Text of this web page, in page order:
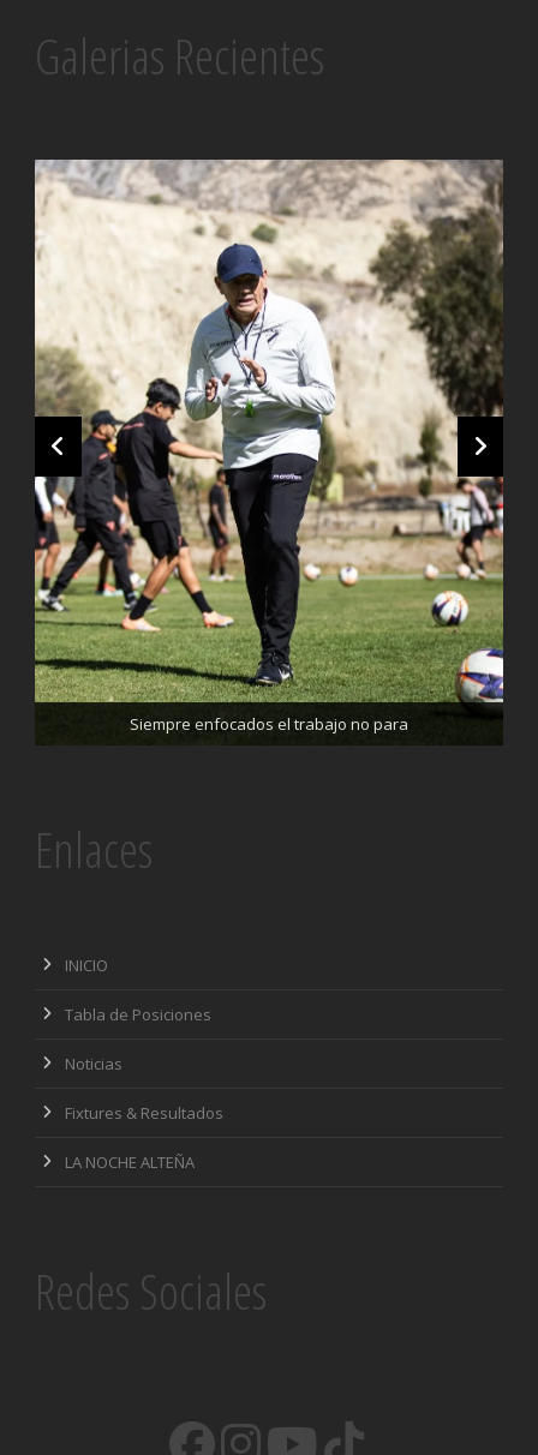
Galerias Recientes
Siempre enfocados el trabajo no para
Trabajando enfocados, listos para el partido de mañana
Enlaces
INICIO
Tabla de Posiciones
Noticias
Fixtures & Resultados
LA NOCHE ALTEÑA
Redes Sociales